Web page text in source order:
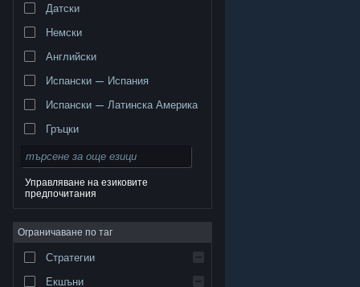
търговски марки принадлежат на съответните им
собственици в САЩ и други страни.
поверителност|Юридическа информация|
Достъпност|Условия за ползване на Steam
Възстановявания|Бисквитки
Датски
Немски
Английски
Испански — Испания
Испански — Латинска Америка
Гръцки
Управляване на езиковите
предпочитания
Ограничаване по таг
Стратегии
Екшъни